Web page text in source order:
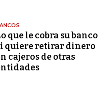
que le cobra su banco
quiere retirar dinero
cajeros de otras